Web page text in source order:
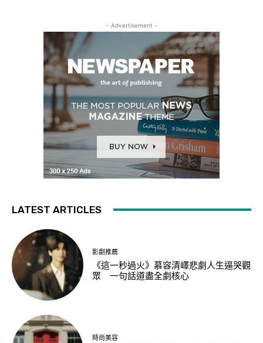
- Advertisement -
LATEST ARTICLES
影劇推薦
《這一秒過火》慕容清嶧悲劇人生逼哭觀
眾 一句話道盡全劇核心
時尚美容